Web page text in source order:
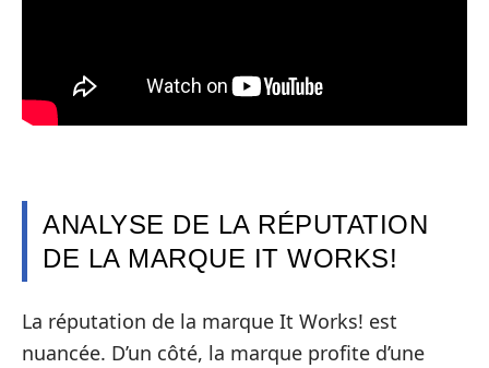
ANALYSE DE LA RÉPUTATION
DE LA MARQUE IT WORKS!
La réputation de la marque It Works! est
nuancée. D’un côté, la marque profite d’une